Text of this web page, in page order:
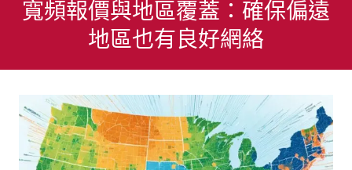
寬頻報價與地區覆蓋：確保偏遠
地區也有良好網絡